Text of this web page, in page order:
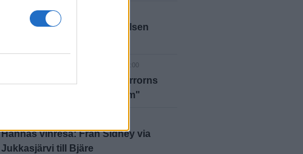
BÅSTAD 2026-08-04 KL. 10:56
Ridskolan läggs ned – styrelsen
2026-08-04 KL. 06:00
Till Bjäre igen efter ett liv i terrorns
närhet: "Som att komma hem"
Hannas vinresa: Från Sidney via
Jukkasjärvi till Bjäre